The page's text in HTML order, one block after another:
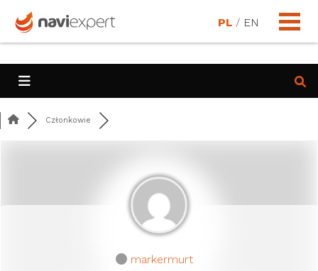
PL / EN
Członkowie
markermurt